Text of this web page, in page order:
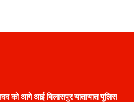
को आगे आई बिलासपुर यातायात पुलिस